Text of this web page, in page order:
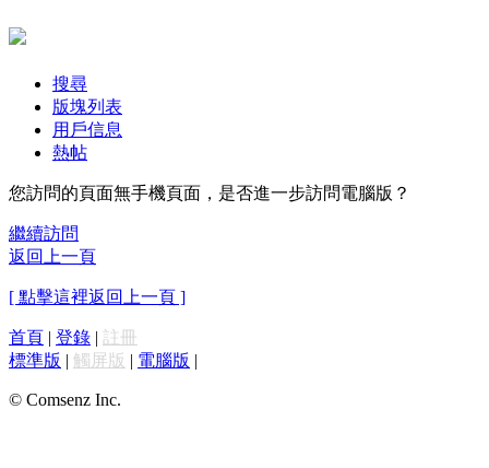
搜尋
版塊列表
用戶信息
熱帖
您訪問的頁面無手機頁面，是否進一步訪問電腦版？
繼續訪問
返回上一頁
[ 點擊這裡返回上一頁 ]
首頁 | 登錄 | 註冊
標準版 | 觸屏版 | 電腦版 |
© Comsenz Inc.